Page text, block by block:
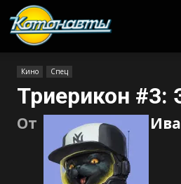
Кино Спец
Триерикон #3:
От